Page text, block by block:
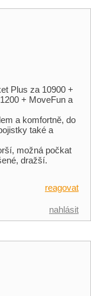
Plus za 10900 +
+ MoveFun a
a komfortně, do
také a
možná počkat
dražší.
reagovat
nahlásit